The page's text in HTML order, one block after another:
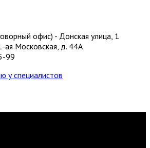
офис) - Донская улица, 1
ая Московская, д. 44А
99
у специалистов